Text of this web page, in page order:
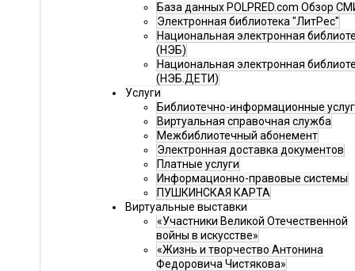
База данных POLPRED.com Обзор
Электронная библиотека "ЛитРес"
Национальная электронная
(НЭБ)
Национальная электронная
(НЭБ.ДЕТИ)
Услуги
Библиотечно-информационные
Виртуальная справочная служба
Межбиблиотечный абонемент
Электронная доставка документов
Платные услуги
Информационно-правовые системы
ПУШКИНСКАЯ КАРТА
Виртуальные выставки
«Участники Великой Отечественной
войны в искусстве»
«Жизнь и творчество Антонина
Федоровича Чистякова»